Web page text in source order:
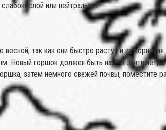
или нейтральной.
так как они быстро растут и их
Новый горшок должен быть на 2-3
затем немного свежей почвы, поместите